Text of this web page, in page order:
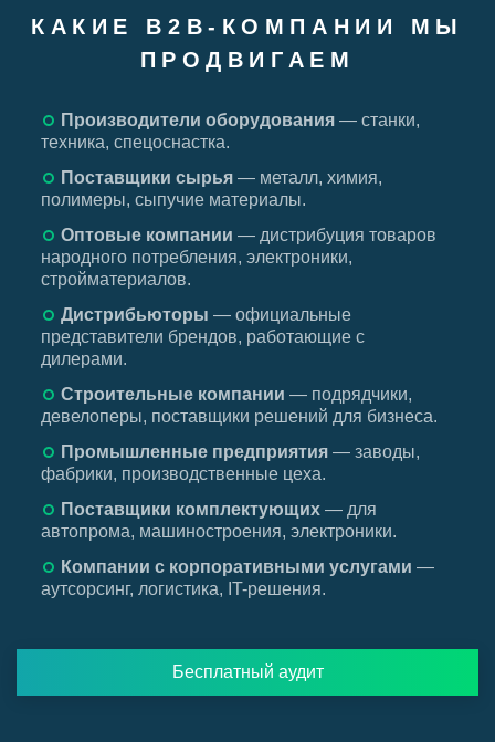
КАКИЕ B2B-КОМПАНИИ МЫ
ПРОДВИГАЕМ
Производители оборудования — станки,
техника, спецоснастка.
Поставщики сырья — металл, химия,
полимеры, сыпучие материалы.
Оптовые компании — дистрибуция товаров
народного потребления, электроники,
стройматериалов.
Дистрибьюторы — официальные
представители брендов, работающие с
дилерами.
Строительные компании — подрядчики,
девелоперы, поставщики решений для бизнеса.
Промышленные предприятия — заводы,
фабрики, производственные цеха.
Поставщики комплектующих — для
автопрома, машиностроения, электроники.
Компании с корпоративными услугами —
аутсорсинг, логистика, IT-решения.
Бесплатный аудит